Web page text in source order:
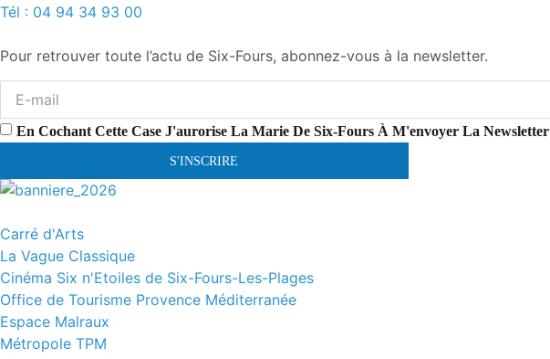
Tél : 04 94 34 93 00
Pour retrouver toute l’actu de Six-Fours, abonnez-vous à la newsletter.
En Cochant Cette Case J'aurorise La Marie De Six-Fours À M'envoyer La Newsletter
S'INSCRIRE
Carré d'Arts
La Vague Classique
Cinéma Six n'Etoiles de Six-Fours-Les-Plages
Office de Tourisme Provence Méditerranée
Espace Malraux
Métropole TPM